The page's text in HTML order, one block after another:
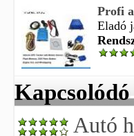
Profi
Eladó
Autó